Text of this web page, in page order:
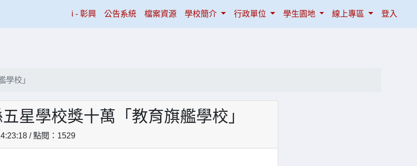
i - 彰興(current)
公告系統 檔案資源 學校簡介 行政單位 學生園地 線上專區 登入
學校」
星學校獎十萬「教育旗艦學校」
/ 點閱：1529